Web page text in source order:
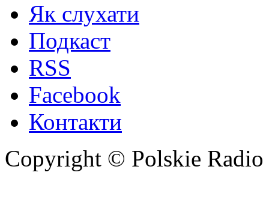
Як слухати
Подкаст
RSS
Facebook
Контакти
Copyright © Polskie